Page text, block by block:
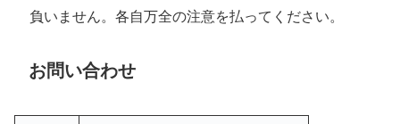
負いません。各自万全の注意を払ってください。
お問い合わせ